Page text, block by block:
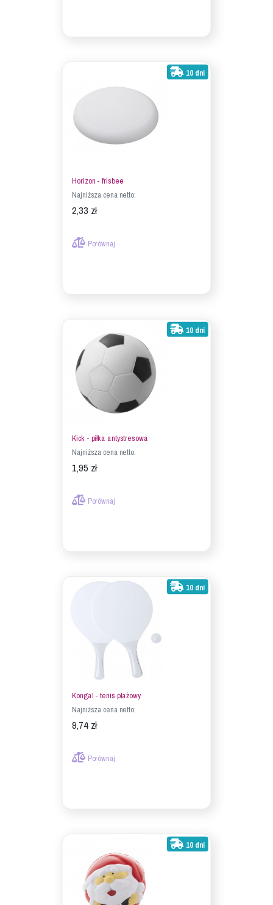
10 dni
Horizon - frisbee
Najniższa cena netto:
2,33 zł
Porównaj
10 dni
Kick - piłka antystresowa
Najniższa cena netto:
1,95 zł
Porównaj
10 dni
Kongal - tenis plażowy
Najniższa cena netto:
9,74 zł
Porównaj
10 dni